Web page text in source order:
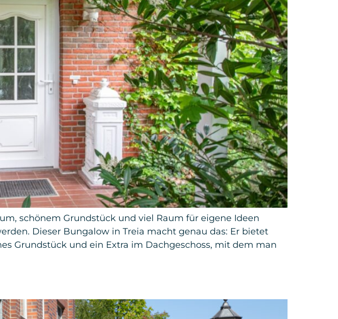
schönem Grundstück und viel Raum für eigene Ideen
Dieser Bungalow in Treia macht genau das: Er bietet
Grundstück und ein Extra im Dachgeschoss, mit dem man